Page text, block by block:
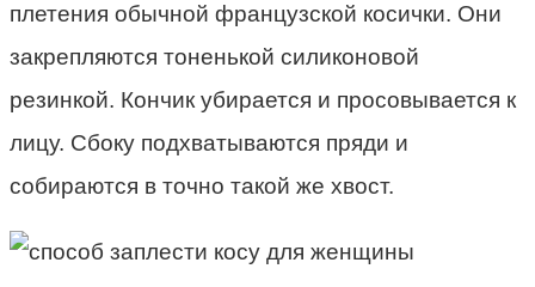
плетения обычной французской косички. Они
закрепляются тоненькой силиконовой
резинкой. Кончик убирается и просовывается к
лицу. Сбоку подхватываются пряди и
собираются в точно такой же хвост.